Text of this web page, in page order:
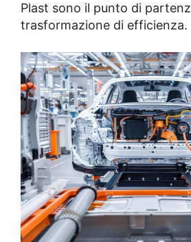
Plast sono il punto di
trasformazione di efficienza.